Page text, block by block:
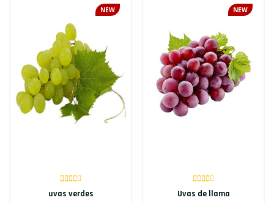
NEW
uvas verdes
NEW
Uvas de llama